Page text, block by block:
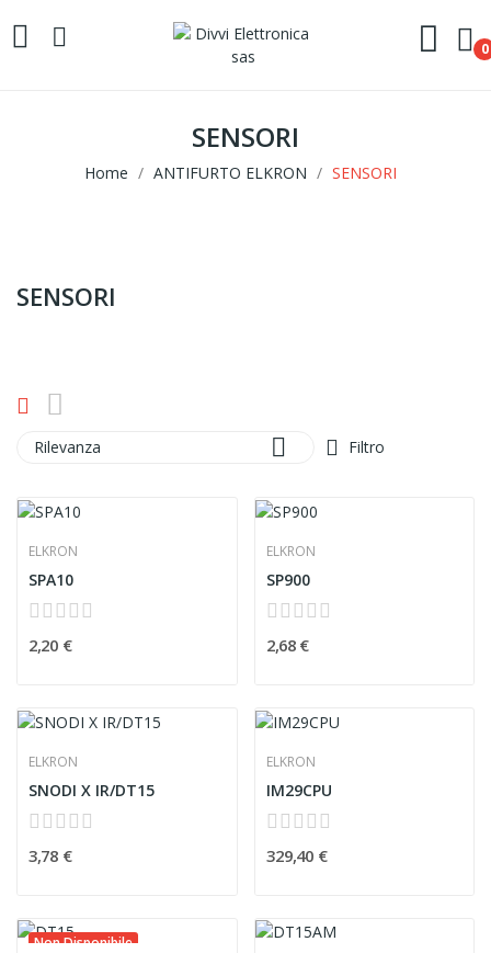
0
SENSORI
Home ANTIFURTO ELKRON SENSORI
SENSORI
Rilevanza  Filtro
ELKRON
SPA10
2,20 €
ELKRON
SP900
2,68 €
ELKRON
SNODI X IR/DT15
3,78 €
ELKRON
IM29CPU
329,40 €
Non Disponibile